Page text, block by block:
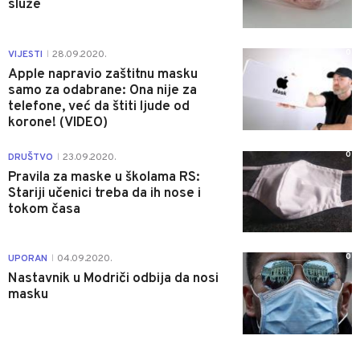
služe
VIJESTI 28.09.2020.
Apple napravio zaštitnu masku
samo za odabrane: Ona nije za
telefone, već da štiti ljude od
korone! (VIDEO)
DRUŠTVO 23.09.2020.
Pravila za maske u školama RS:
Stariji učenici treba da ih nose i
tokom časa
0
UPORAN 04.09.2020.
Nastavnik u Modriči odbija da nosi
masku
0